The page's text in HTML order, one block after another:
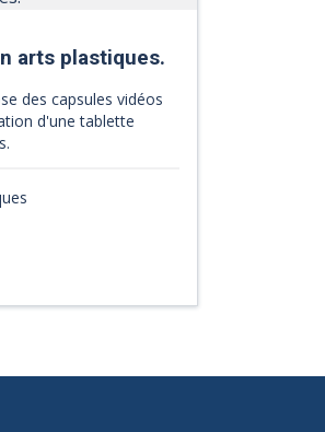
arts plastiques.
des capsules vidéos
d'une tablette